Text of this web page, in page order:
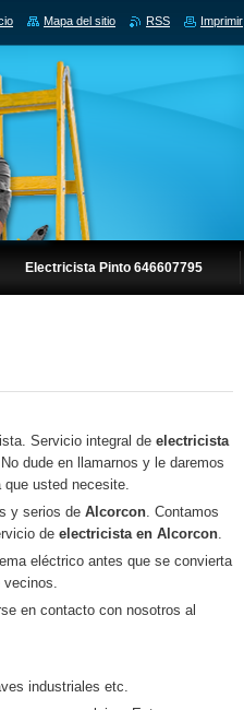
Electricista Pinto 646607795
Servicio integral de electricista
dude en llamarnos y le daremos
que usted necesite.
y serios de Alcorcon. Contamos
de electricista en Alcorcon.
eléctrico antes que se convierta
vecinos.
en contacto con nosotros al
industriales etc.
Mapa del sitio RSS Imprimir